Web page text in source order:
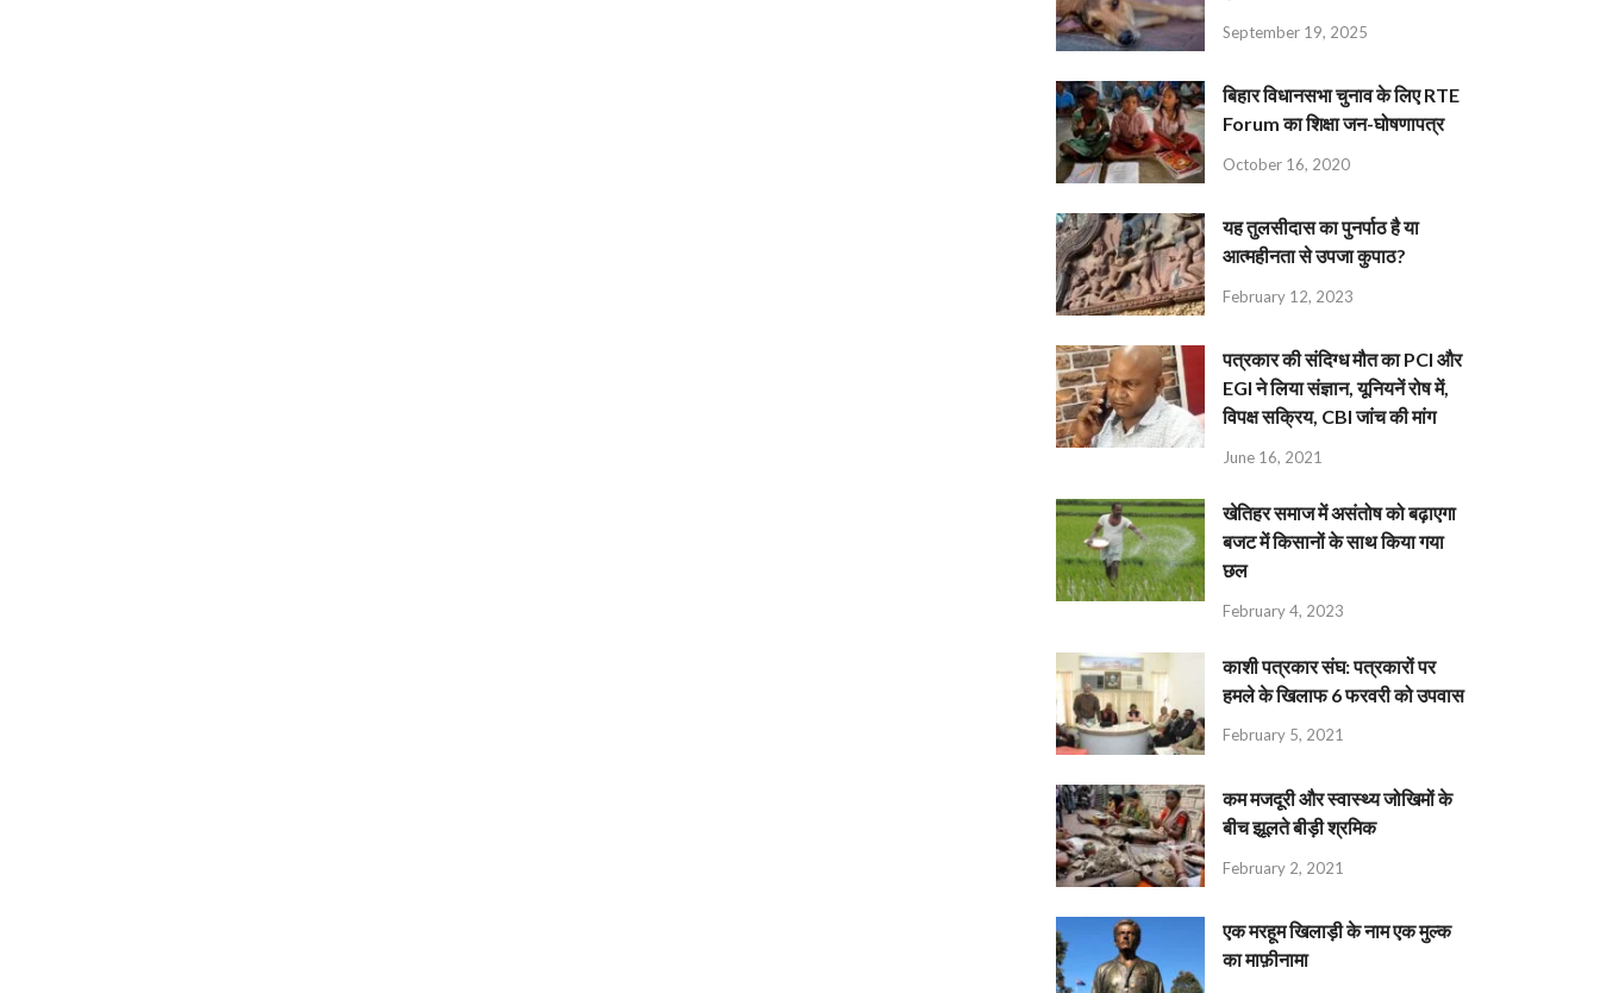
September 19, 2025
बिहार विधानसभा चुनाव के लिए RTE
Forum का शिक्षा जन-घोषणापत्र
October 16, 2020
यह तुलसीदास का पुनर्पाठ है या
आत्महीनता से उपजा कुपाठ?
February 12, 2023
पत्रकार की संदिग्ध मौत का PCI और
EGI ने लिया संज्ञान, यूनियनें रोष में,
विपक्ष सक्रिय, CBI जांच की मांग
June 16, 2021
खेतिहर समाज में असंतोष को बढ़ाएगा
बजट में किसानों के साथ किया गया
छल
February 4, 2023
काशी पत्रकार संघ: पत्रकारों पर
हमले के खिलाफ 6 फरवरी को उपवास
February 5, 2021
कम मजदूरी और स्वास्थ्य जोखिमों के
बीच झूलते बीड़ी श्रमिक
February 2, 2021
एक मरहूम खिलाड़ी के नाम एक मुल्क
का माफ़ीनामा